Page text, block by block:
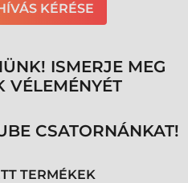
KÉRÉSE
ISMERJE MEG
VÉLEMÉNYÉT
CSATORNÁNKAT!
TERMÉKEK